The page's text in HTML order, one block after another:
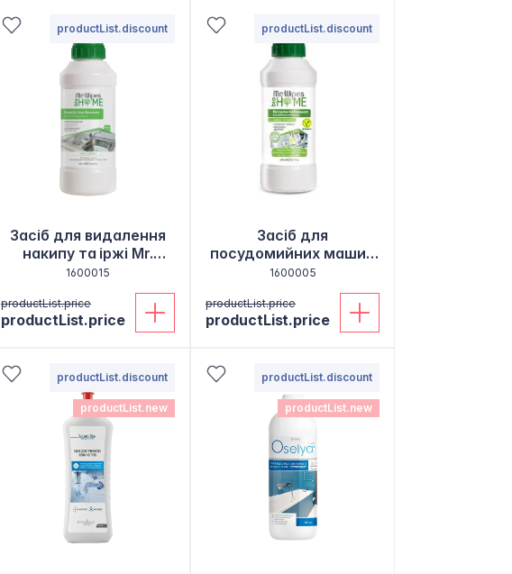
productList.discount
Засіб для видалення
накипу та іржі Mr.
Wipes
1600015
productList.price
productList.price
productList.discount
Засіб для
посудомийних машин
Mr. Wipes
1600005
productList.price
productList.price
productList.discount
productList.new
productList.discount
productList.new